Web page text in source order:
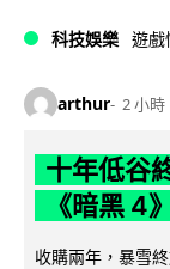
科技娛樂 遊戲
arthur 2 小時
十年低谷
《暗黑 4
收購兩年，暴雪